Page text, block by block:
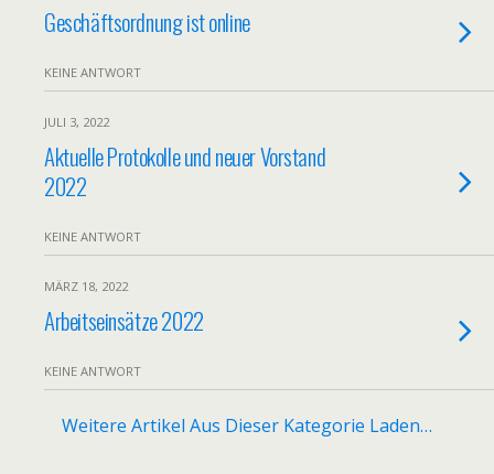
Geschäftsordnung ist online
KEINE ANTWORT
JULI 3, 2022
Aktuelle Protokolle und neuer Vorstand
2022
KEINE ANTWORT
MÄRZ 18, 2022
Arbeitseinsätze 2022
KEINE ANTWORT
Weitere Artikel Aus Dieser Kategorie Laden…